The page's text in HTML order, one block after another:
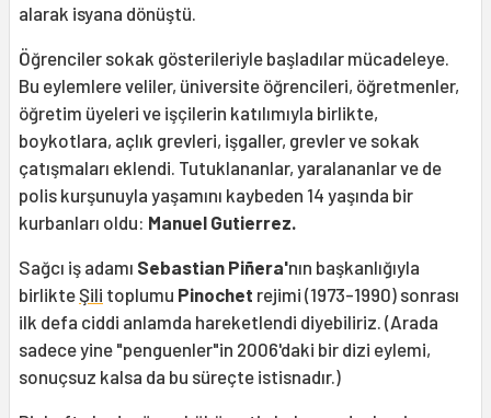
alarak isyana dönüştü.
Öğrenciler sokak gösterileriyle başladılar mücadeleye.
Bu eylemlere veliler, üniversite öğrencileri, öğretmenler,
öğretim üyeleri ve işçilerin katılımıyla birlikte,
boykotlara, açlık grevleri, işgaller, grevler ve sokak
çatışmaları eklendi. Tutuklananlar, yaralananlar ve de
polis kurşunuyla yaşamını kaybeden 14 yaşında bir
kurbanları oldu: Manuel Gutierrez.
Sağcı iş adamı Sebastian Piñera'nın başkanlığıyla
birlikteŞili toplumu Pinochet rejimi (1973-1990) sonrası
ilk defa ciddi anlamda hareketlendi diyebiliriz. (Arada
sadece yine "penguenler"in 2006'daki bir dizi eylemi,
sonuçsuz kalsa da bu süreçte istisnadır.)